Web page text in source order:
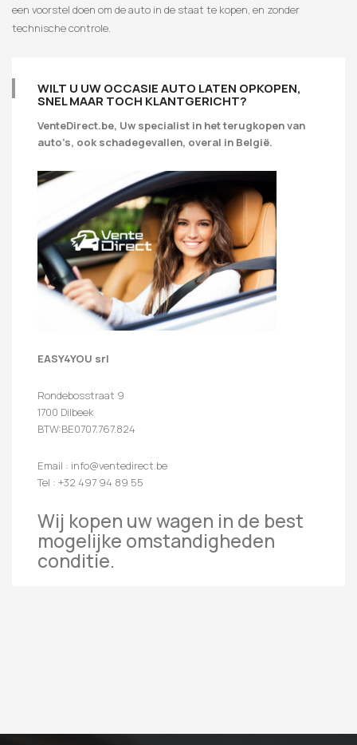
een voorstel doen om de auto in de staat te kopen, en zonder
technische controle.
WILT U UW OCCASIE AUTO LATEN OPKOPEN,
SNEL MAAR TOCH KLANTGERICHT?
VenteDirect.be, Uw specialist in het terugkopen van
auto’s, ook schadegevallen, overal in België.
EASY4YOU srl
Rondebosstraat 9
1700 Dilbeek
BTW:BE0707.767.824
Email : info@ventedirect.be
Tel : +32 497 94 89 55
Wij kopen uw wagen in de best
mogelijke omstandigheden
conditie.